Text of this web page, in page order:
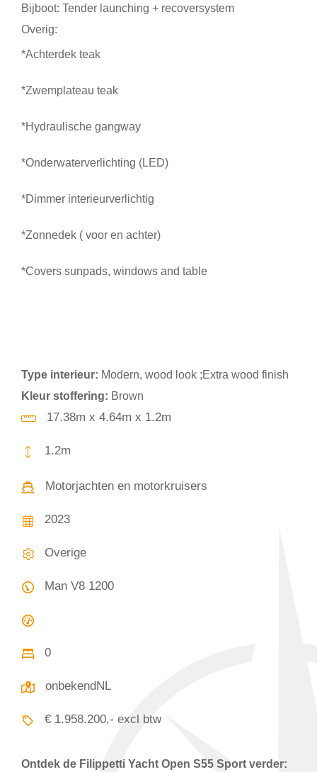
Bijboot: Tender launching + recoversystem
Overig:
*Achterdek teak
*Zwemplateau teak
*Hydraulische gangway
*Onderwaterverlichting (LED)
*Dimmer interieurverlichtig
*Zonnedek ( voor en achter)
*Covers sunpads, windows and table
Type interieur: Modern, wood look ;Extra wood finish
Kleur stoffering: Brown
17.38m x 4.64m x 1.2m
1.2m
Motorjachten en motorkruisers
2023
Overige
Man V8 1200
0
onbekendNL
€ 1.958.200,- excl btw
Ontdek de Filippetti Yacht Open S55 Sport verder: